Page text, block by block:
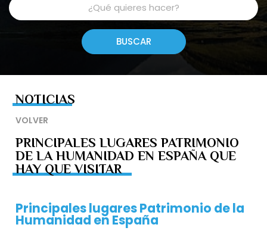
NOTICIAS
VOLVER
PRINCIPALES LUGARES PATRIMONIO
DE LA HUMANIDAD EN ESPAÑA QUE
HAY QUE VISITAR
Principales lugares Patrimonio de la
Humanidad en España